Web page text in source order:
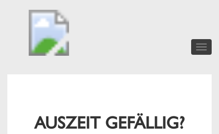
Toggle
AUSZEIT GEFÄLLIG?